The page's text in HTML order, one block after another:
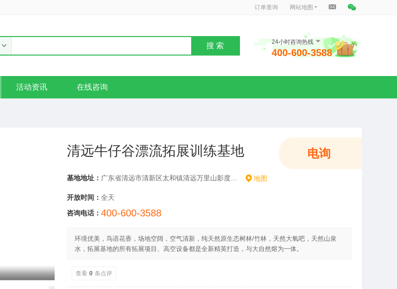
订单查询 网站地图
搜 索 24小时咨询热线
400-600-3588
活动资讯 在线咨询
电询
清远牛仔谷漂流拓展训练基地
基地地址： 地图
开放时间： 全天
咨询电话： 400-600-3588
环境优美，鸟语花香，场地空阔，空气清新，纯天然原生态树林/竹林，天然大氧吧，天然山泉
水，拓展基地的所有拓展项目、高空设备都是全新精英打造，与大自然熔为一体。
查看 0 条点评